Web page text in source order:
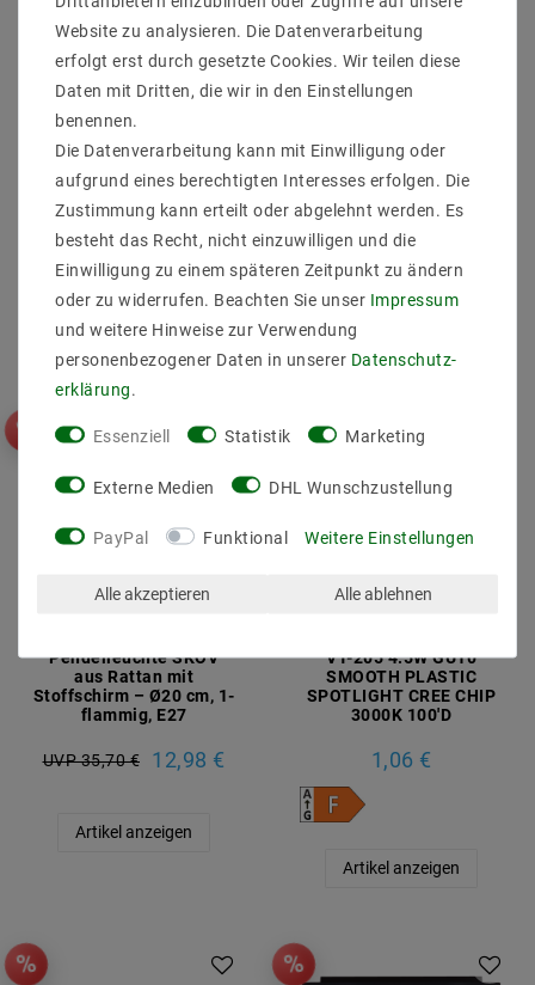
Smart LED Lichterkette
RGB Innen 10 Meter WIFI
SMART kompatibel mit
Alexa, Google Home und
TUYA
12,79 €
Artikel anzeigen
Vintage Deckenleuchte
Industrielles Design für
Smart Home
Beleuchtung
UVP 62,07 €
Artikel anzeigen
Pendelleuchte SKOV
aus Rattan mit
Stoffschirm – Ø20 cm, 1-
flammig, E27
UVP 35,70 € 12,98 €
Artikel anzeigen
VT-205 4.5W GU10
SMOOTH PLASTIC
SPOTLIGHT CREE CHIP
3000K 100'D
1,06 €
Artikel anzeigen
Website zu analysieren. Die Datenverarbeitung
erfolgt erst durch gesetzte Cookies. Wir teilen diese
Daten mit Dritten, die wir in den Einstellungen
benennen.
Die Datenverarbeitung kann mit Einwilligung oder
aufgrund eines berechtigten Interesses erfolgen. Die
Zustimmung kann erteilt oder abgelehnt werden. Es
besteht das Recht, nicht einzuwilligen und die
Einwilligung zu einem späteren Zeitpunkt zu ändern
oder zu widerrufen. Beachten Sie unser Impressum
und weitere Hinweise zur Verwendung
personenbezogener Daten in unserer Daten­schutz­
erklärung.
Essenziell Statistik Marketing
Externe Medien DHL Wunschzustellung
PayPal Funktional Weitere Einstellungen
Alle akzeptieren Alle ablehnen